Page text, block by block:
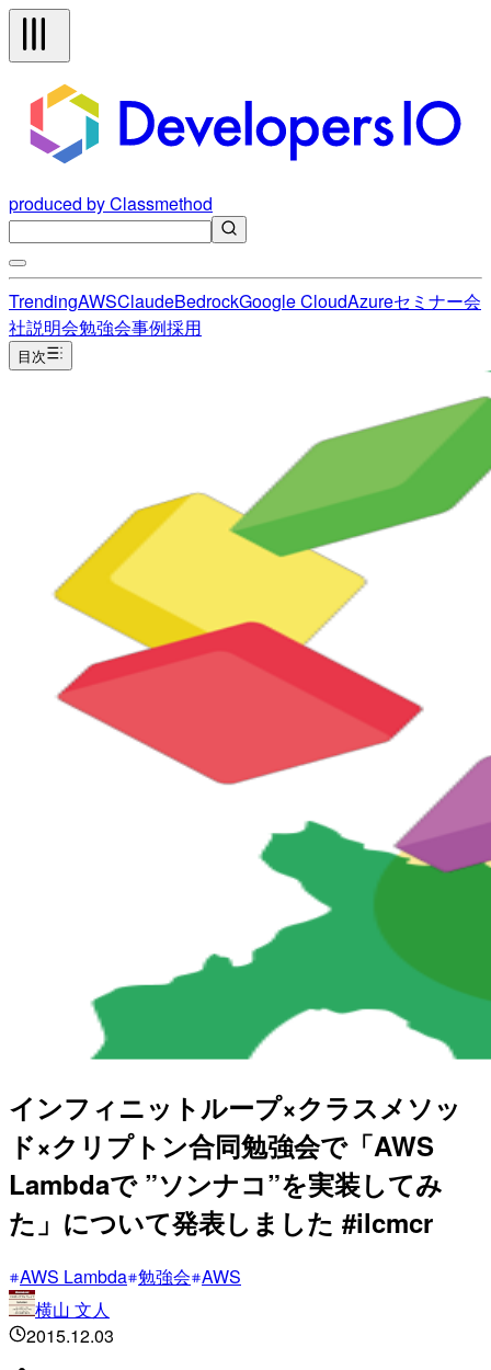
produced by Classmethod
TrendingAWSClaudeBedrockGoogle CloudAzureセミナー会
社説明会勉強会事例採用
目次
インフィニットループ×クラスメソッ
ド×クリプトン合同勉強会で「AWS
Lambdaで ”ソンナコ”を実装してみ
た」について発表しました #ilcmcr
AWS Lambda 勉強会 AWS
横山 文人
2015.12.03